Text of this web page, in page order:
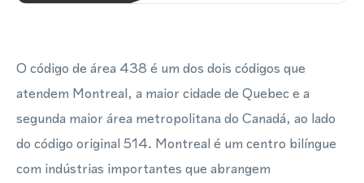
O código de área 438 é um dos dois códigos que
atendem Montreal, a maior cidade de Quebec e a
segunda maior área metropolitana do Canadá, ao lado
do código original 514. Montreal é um centro bilíngue
com indústrias importantes que abrangem